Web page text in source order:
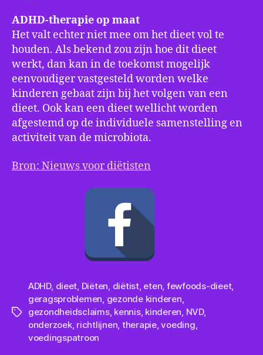
ADHD-therapie op maat
Het valt echter niet mee om het dieet vol te
houden. Als bekend zou zijn hoe dit dieet
werkt, dan kan in de toekomst mogelijk
eenvoudiger vastgesteld worden welke
kinderen gebaat zijn bij het volgen van een
dieet. Ook kan een dieet wellicht worden
afgestemd op de individuele samenstelling en
activiteit van de microbiota.
Bron: Nieuws voor diëtisten
Tags
ADHD, dieet, Diëten, diëtist, eten, fewfoods-dieet,
geragsproblemen, gezonde kinderen,
gezondheidsclaims, kennis, kinderen, NVD,
onderzoek, richtlijnen, therapie,voeding,
voedingspatroon